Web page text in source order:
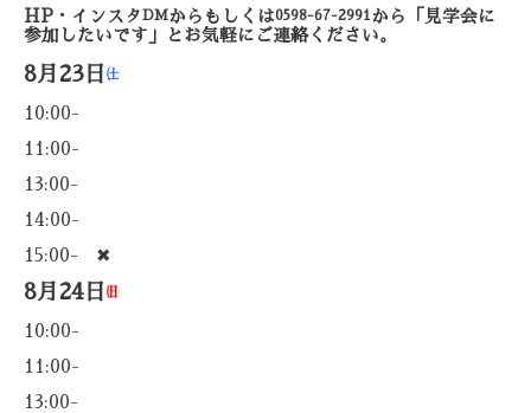
HP ・インスタ DM から もしくは0598-67-2991から
「見学会に
参加したいです」とお気軽にご連絡ください。
8月23日 ㈯
10:00-
11:00-
13:00-
14:00-
15:00- ✖
8月24日 ㈰
10:00-
11:00-
13:00-